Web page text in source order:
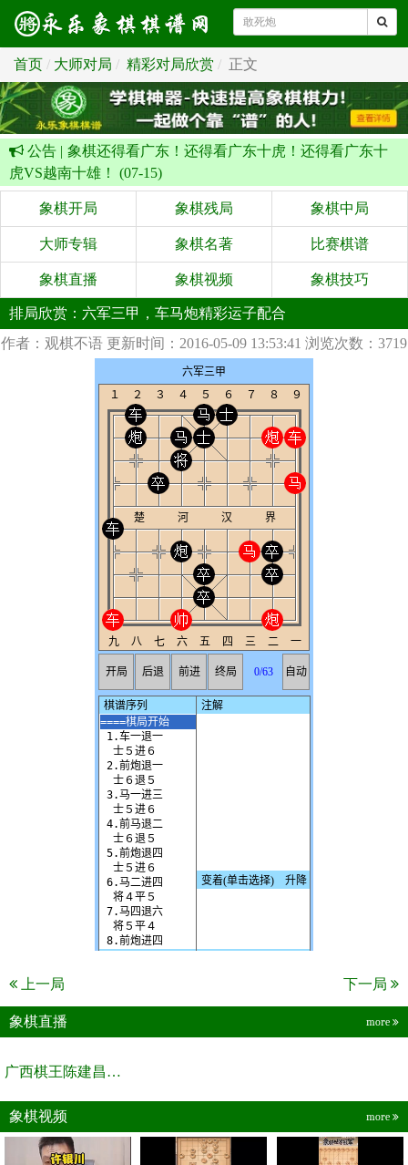
首页 大师对局 精彩对局欣赏 正文
公告 | 象棋还得看广东！还得看广东十虎！还得看广东十
虎VS越南十雄！ (07-15)
象棋开局 象棋残局 象棋中局
大师专辑 象棋名著 比赛棋谱
象棋直播 象棋视频 象棋技巧
排局欣赏：六军三甲，车马炮精彩运子配合
作者：观棋不语 更新时间：2016-05-09 13:53:41 浏览次数：3719
上一局 下一局
象棋直播 more
广西棋王陈建昌直播间
象棋视频 more